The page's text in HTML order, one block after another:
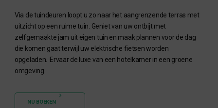
Via de tuindeuren loopt u zo naar het aangrenzende terras met
uitzicht op een ruime tuin. Geniet van uw ontbijt met
zelfgemaakte jam uit eigen tuin en maak plannen voor de dag
die komen gaat terwijl uw elektrische fietsen worden
opgeladen. Ervaar de luxe van een hotelkamer in een groene
omgeving.
NU BOEKEN